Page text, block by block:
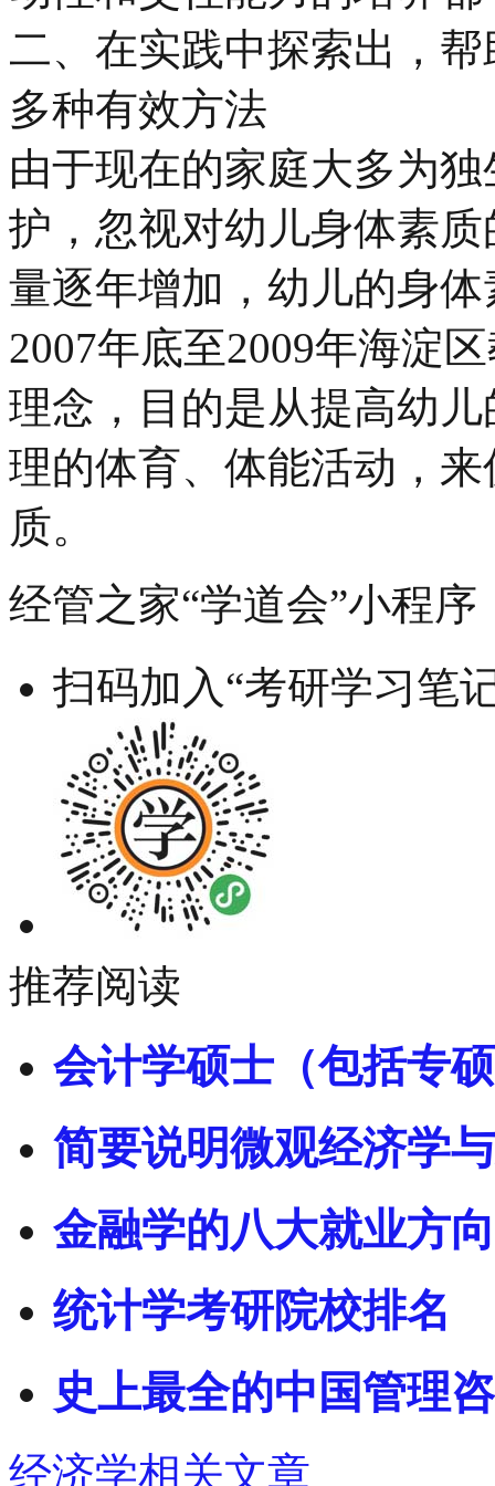
二、在实践中探索出，
多种有效方法
由于现在的家庭大多为
护，忽视对幼儿身体素
量逐年增加，幼儿的身
2007年底至2009年海淀
理念，目的是从提高幼
理的体育、体能活动，
质。
经管之家“学道会”小程序
扫码加入“考研学习笔
推荐阅读
会计学硕士（包括专
简要说明微观经济学
金融学的八大就业方
统计学考研院校排名
史上最全的中国管理
经济学相关文章